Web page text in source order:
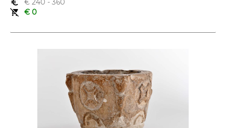
euro_symbol € 240 - 360
remove_shopping_cart
€ 0